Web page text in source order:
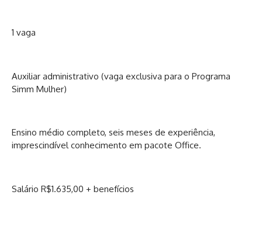
1 vaga
Auxiliar administrativo (vaga exclusiva para o Programa
Simm Mulher)
Ensino médio completo, seis meses de experiência,
imprescindível conhecimento em pacote Office.
Salário R$1.635,00 + benefícios